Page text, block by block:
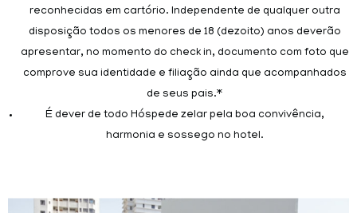
reconhecidas em cartório. Independente de qualquer outra
disposição todos os menores de 18 (dezoito) anos deverão
apresentar, no momento do check in, documento com foto que
comprove sua identidade e filiação ainda que acompanhados
de seus pais.*
É dever de todo Hóspede zelar pela boa convivência,
harmonia e sossego no hotel.